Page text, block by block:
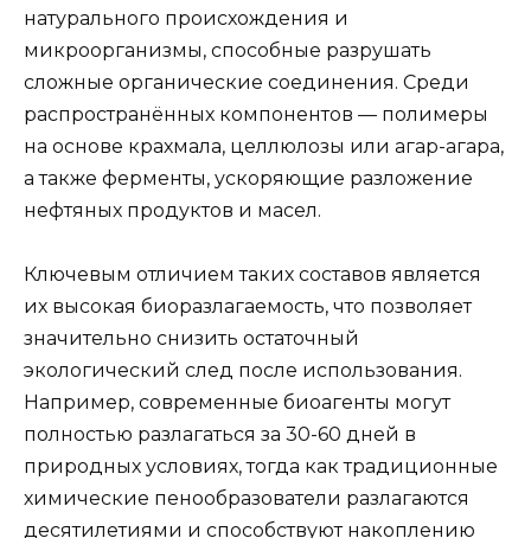
натурального происхождения и
микроорганизмы, способные разрушать
сложные органические соединения. Среди
распространённых компонентов — полимеры
на основе крахмала, целлюлозы или агар-агара,
а также ферменты, ускоряющие разложение
нефтяных продуктов и масел.
Ключевым отличием таких составов является
их высокая биоразлагаемость, что позволяет
значительно снизить остаточный
экологический след после использования.
Например, современные биоагенты могут
полностью разлагаться за 30-60 дней в
природных условиях, тогда как традиционные
химические пенообразователи разлагаются
десятилетиями и способствуют накоплению